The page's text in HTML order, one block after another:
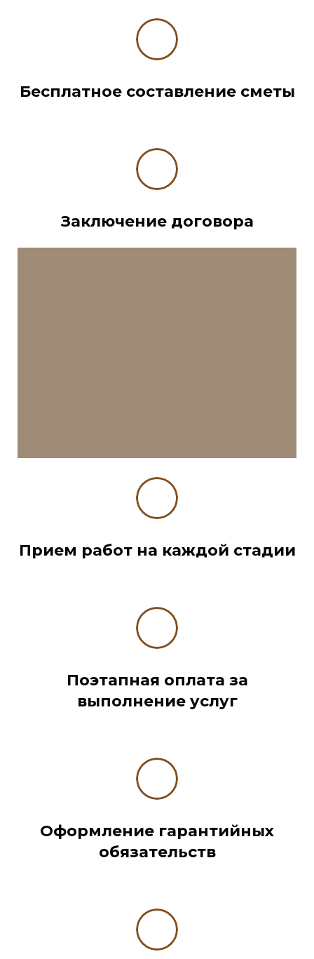
Бесплатное составление сметы
Заключение договора
Прием работ на каждой стадии
Поэтапная оплата за
выполнение услуг
Оформление гарантийных
обязательств